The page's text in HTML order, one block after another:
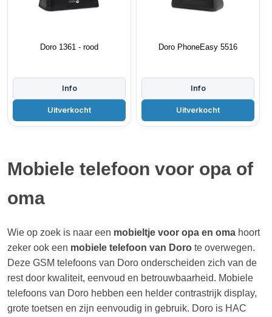
Doro 1361 - rood Doro PhoneEasy 5516
Mobiele telefoon voor opa of
oma
Wie op zoek is naar een mobieltje voor opa en oma hoort
zeker ook een mobiele telefoon van Doro te overwegen.
Deze GSM telefoons van Doro onderscheiden zich van de
rest door kwaliteit, eenvoud en betrouwbaarheid. Mobiele
telefoons van Doro hebben een helder contrastrijk display,
grote toetsen en zijn eenvoudig in gebruik. Doro is HAC